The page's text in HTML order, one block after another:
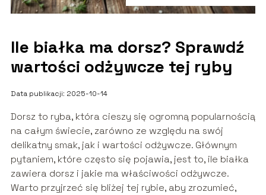
Ile białka ma dorsz? Sprawdź
wartości odżywcze tej ryby
Data publikacji: 2025-10-14
Dorsz to ryba, która cieszy się ogromną popularnością
na całym świecie, zarówno ze względu na swój
delikatny smak, jak i wartości odżywcze. Głównym
pytaniem, które często się pojawia, jest to, ile białka
zawiera dorsz i jakie ma właściwości odżywcze.
Warto przyjrzeć się bliżej tej rybie, aby zrozumieć,